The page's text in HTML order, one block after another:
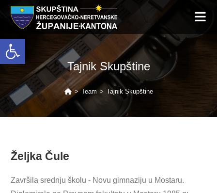
Open toolbar
Tajnik Skupštine
> Team > Tajnik Skupštine
Željka Čule
Završila srednju školu - Novu gimnaziju u Mostaru.